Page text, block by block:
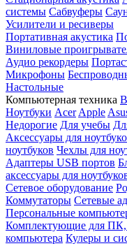
системы Сабвуферы
Усилители и ресиверы
Портативная акустика
Виниловые
Аудио рекордеры
Микрофоны
Настольные
Компьютерная техника
Ноутбуки Acer Apple
Недорогие Для учебы
Аксессуары для
ноутбуков Чехлы для
Адаптеры USB портов
аксессуары для
Сетевое оборудование
Коммутаторы Сетевые
Персональные
Комплектующие для ПК,
компьютера Кулеры и